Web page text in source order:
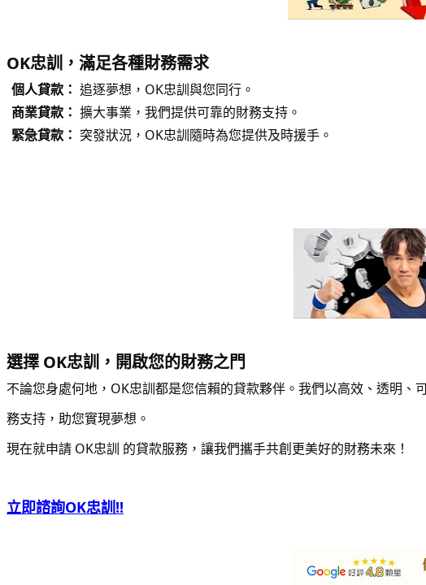
OK忠訓，滿足各種財務需求
個人貸款： 追逐夢想，OK忠訓與您同行。
商業貸款： 擴大事業，我們提供可靠的財務支持。
緊急貸款： 突發狀況，OK忠訓隨時為您提供及時援手。
選擇 OK忠訓，開啟您的財務之門
不論您身處何地，OK忠訓都是您信賴的貸款夥伴。我們以高效、透明、
務支持，助您實現夢想。
現在就申請 OK忠訓 的貸款服務，讓我們攜手共創更美好的財務未來！
立即諮詢OK忠訓!!